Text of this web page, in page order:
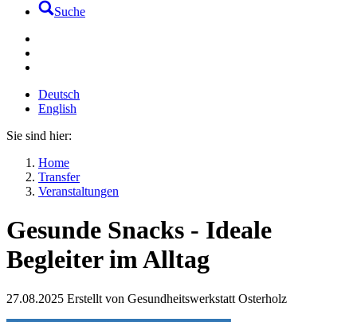
Suche
Deutsch
English
Sie sind hier:
Home
Transfer
Veranstaltungen
Gesunde Snacks - Ideale
Begleiter im Alltag
27.08.2025 Erstellt von Gesundheitswerkstatt Osterholz